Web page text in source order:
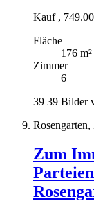
Kauf ,
Fläche
176 m²
Zimmer
6
39 39 Bilder
Zum